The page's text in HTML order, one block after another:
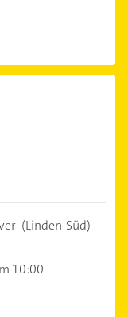
(Linden-Süd)
10:00